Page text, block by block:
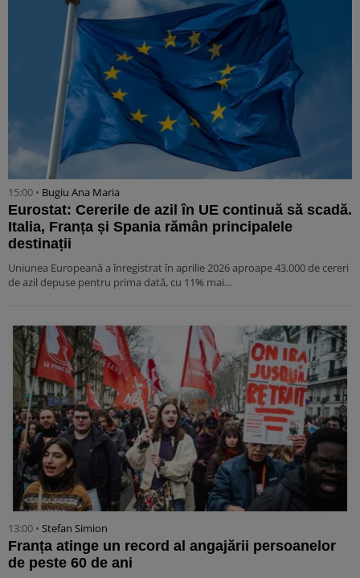
15:00 • Bugiu ⁠Ana Maria
Eurostat: Cererile de azil în UE continuă să scadă.
Italia, Franța și Spania rămân principalele
destinații
Uniunea Europeană a înregistrat în aprilie 2026 aproape 43.000 de cereri
de azil depuse pentru prima dată, cu 11% mai…
13:00 • Stefan Simion
Franța atinge un record al angajării persoanelor
de peste 60 de ani